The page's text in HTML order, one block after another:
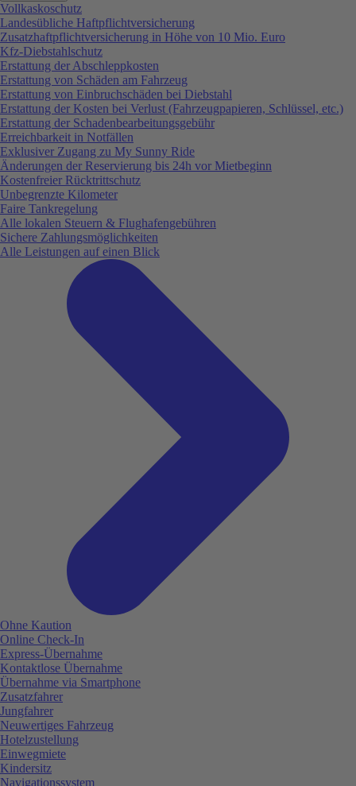
Vollkaskoschutz
Landesübliche Haftpflichtversicherung
Zusatzhaftpflichtversicherung in Höhe von 10 Mio. Euro
Kfz-Diebstahlschutz
Erstattung der Abschleppkosten
Erstattung von Schäden am Fahrzeug
Erstattung von Einbruchschäden bei Diebstahl
Erstattung der Kosten bei Verlust (Fahrzeugpapieren, Schlüssel, etc.)
Erstattung der Schadenbearbeitungsgebühr
Erreichbarkeit in Notfällen
Exklusiver Zugang zu My Sunny Ride
Änderungen der Reservierung bis 24h vor Mietbeginn
Kostenfreier Rücktrittschutz
Unbegrenzte Kilometer
Faire Tankregelung
Alle lokalen Steuern & Flughafengebühren
Sichere Zahlungsmöglichkeiten
Alle Leistungen auf einen Blick
Ohne Kaution
Online Check-In
Express-Übernahme
Kontaktlose Übernahme
Übernahme via Smartphone
Zusatzfahrer
Jungfahrer
Neuwertiges Fahrzeug
Hotelzustellung
Einwegmiete
Kindersitz
Navigationssystem